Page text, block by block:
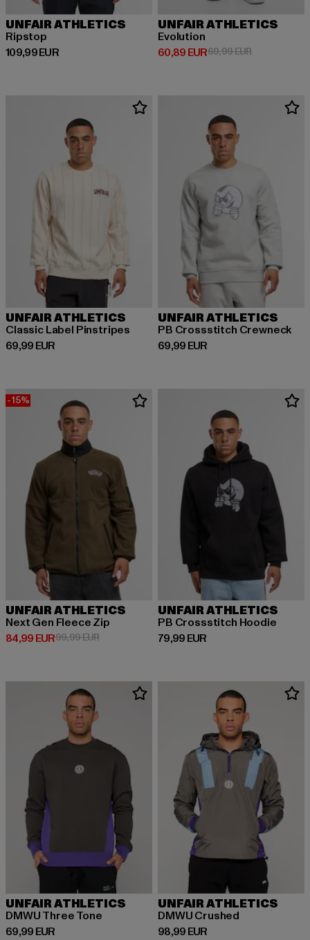
UNFAIR ATHLETICS
Ripstop
109,99 EUR
Ajankohtainen hinta: 109,99 EUR
UNFAIR ATHLETICS
Evolution
60,89 EUR
Ajankohtainen hinta: 60,89 EUR
69,99 EUR
UNFAIR ATHLETICS
Classic Label Pinstripes
69,99 EUR
Ajankohtainen hinta: 69,99 EUR
UNFAIR ATHLETICS
PB Crossstitch Crewneck
69,99 EUR
Ajankohtainen hinta: 69,99 EUR
-15%
UNFAIR ATHLETICS
Next Gen Fleece Zip
84,99 EUR
Ajankohtainen hinta: 84,99 EUR
99,99 EURKampanjahinta: 99,99 EUR
UNFAIR ATHLETICS
PB Crossstitch Hoodie
79,99 EUR
Ajankohtainen hinta: 79,99 EUR
UNFAIR ATHLETICS
DMWU Three Tone
69,99 EUR
Ajankohtainen hinta: 69,99 EUR
UNFAIR ATHLETICS
DMWU Crushed
98,99 EUR
Ajankohtainen hinta: 98,99 EUR